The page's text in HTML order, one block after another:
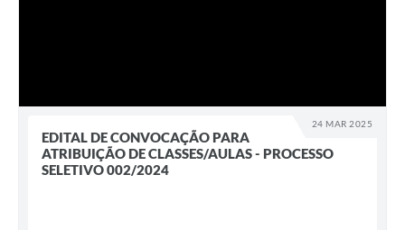
24 MAR 2025
EDITAL DE CONVOCAÇÃO PARA
ATRIBUIÇÃO DE CLASSES/AULAS - PROCESSO
SELETIVO 002/2024